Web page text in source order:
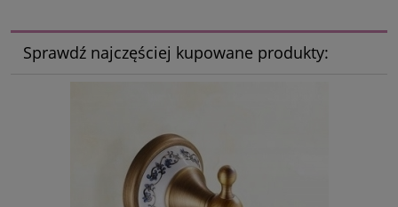
Sprawdź najczęściej kupowane produkty: